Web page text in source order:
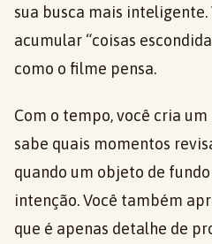
sua busca mais inteligente.
acumular “coisas
como o filme pensa.
Com o tempo, você cria
sabe quais momentos
quando um objeto de
intenção. Você também
que é apenas detalhe de